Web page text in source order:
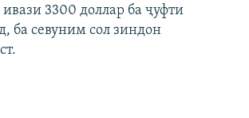
3300 доллар ба ҷуфти
ба севуним сол зиндон